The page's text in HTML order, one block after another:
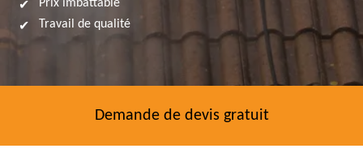
Prix imbattable
Travail de qualité
Demande de devis gratuit